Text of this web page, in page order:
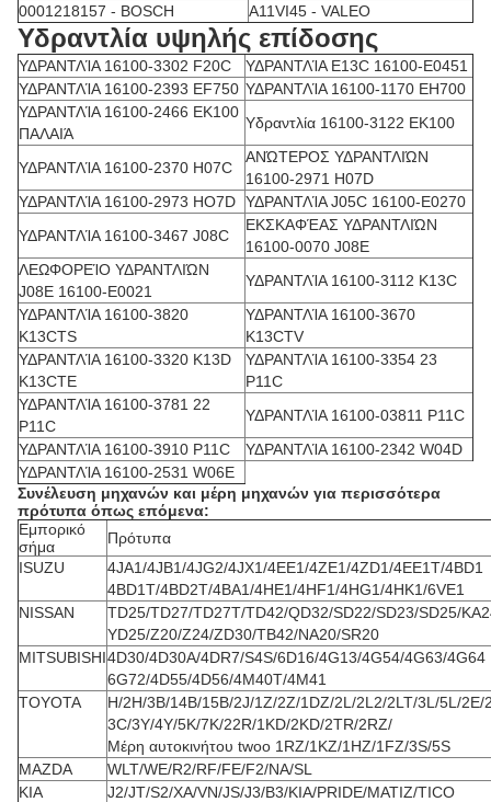
0001218157 - BOSCH
A11VI45 - VALEO
Υδραντλία υψηλής επίδοσης
ΥΔΡΑΝΤΛΊΑ 16100-3302 F20C
ΥΔΡΑΝΤΛΊΑ E13C 16100-E0451
ΥΔΡΑΝΤΛΊΑ 16100-2393 EF750 ΥΔΡΑΝΤΛΊΑ 16100-1170 EH700
ΥΔΡΑΝΤΛΊΑ 16100-2466 EK100
ΠΑΛΑΙΆ
Υδραντλία 16100-3122 EK100
ΥΔΡΑΝΤΛΊΑ 16100-2370 H07C
ΑΝΏΤΕΡΟΣ ΥΔΡΑΝΤΛΙΏΝ
16100-2971 H07D
ΥΔΡΑΝΤΛΊΑ 16100-2973 HO7D ΥΔΡΑΝΤΛΊΑ J05C 16100-E0270
ΥΔΡΑΝΤΛΊΑ 16100-3467 J08C
ΕΚΣΚΑΦΈΑΣ ΥΔΡΑΝΤΛΙΏΝ
16100-0070 J08E
ΛΕΩΦΟΡΕΊΟ ΥΔΡΑΝΤΛΙΏΝ
J08E 16100-E0021
ΥΔΡΑΝΤΛΊΑ 16100-3112 K13C
ΥΔΡΑΝΤΛΊΑ 16100-3820
K13CTS
ΥΔΡΑΝΤΛΊΑ 16100-3670
K13CTV
ΥΔΡΑΝΤΛΊΑ 16100-3320 K13D
K13CTE
ΥΔΡΑΝΤΛΊΑ 16100-3354 23
P11C
ΥΔΡΑΝΤΛΊΑ 16100-3781 22
P11C
ΥΔΡΑΝΤΛΊΑ 16100-03811 P11C
ΥΔΡΑΝΤΛΊΑ 16100-3910 P11C
ΥΔΡΑΝΤΛΊΑ 16100-2342 W04D
ΥΔΡΑΝΤΛΊΑ 16100-2531 W06E
Συνέλευση μηχανών και μέρη μηχανών για περισσότερα
πρότυπα όπως επόμενα:
Εμπορικό
σήμα
Πρότυπα
ISUZU
4JA1/4JB1/4JG2/4JX1/4EE1/4ZE1/4ZD1/4EE1T/4BD1
4BD1T/4BD2T/4BA1/4HE1/4HF1/4HG1/4HK1/6VE1
NISSAN
TD25/TD27/TD27T/TD42/QD32/SD22/SD23/SD25/
YD25/Z20/Z24/ZD30/TB42/NA20/SR20
MITSUBISHI4D30/4D30A/4DR7/S4S/6D16/4G13/4G54/4G63/4G64
6G72/4D55/4D56/4M40T/4M41
TOYOTA
H/2H/3B/14B/15B/2J/1Z/2Z/1DZ/2L/2L2/2LT/3L/5L/2E/
3C/3Y/4Y/5K/7K/22R/1KD/2KD/2TR/2RZ/
Μέρη αυτοκινήτου twoo 1RZ/1KZ/1HZ/1FZ/3S/5S
MAZDA
WLT/WE/R2/RF/FE/F2/NA/SL
KIA
J2/JT/S2/XA/VN/JS/J3/B3/KIA/PRIDE/MATIZ/TICO